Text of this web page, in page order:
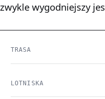
zwykle wygodniejszy
TRASA
LOTNISKA